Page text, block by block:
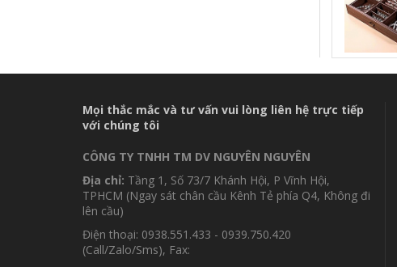
Mọi thắc mắc và tư vấn vui lòng liên hệ trực tiếp
với chúng tôi
CÔNG TY TNHH TM DV NGUYÊN NGUYÊN
Địa chỉ: Tầng 1, Số 73/7 Khánh Hội, P Vĩnh Hội,
TPHCM (Ngay sát chân cầu Kênh Tẻ phía Q4, Không đi
lên cầu)
Điện thoại: 0938.551.433 - 0939.750.420
(Call/Zalo/Sms), Fax: